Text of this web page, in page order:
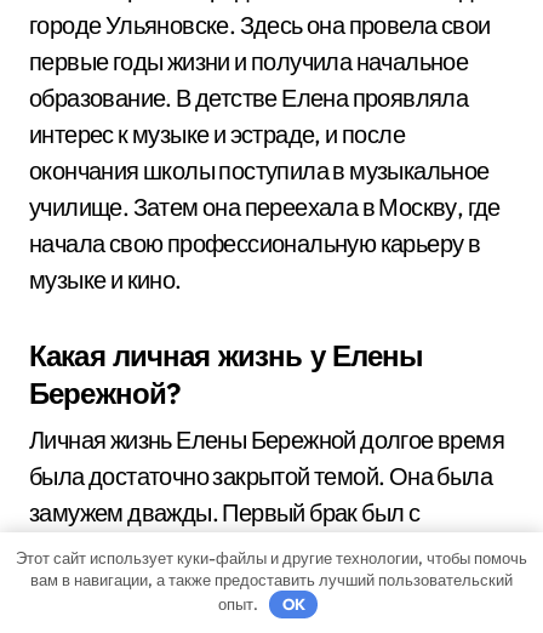
городе Ульяновске. Здесь она провела свои
первые годы жизни и получила начальное
образование. В детстве Елена проявляла
интерес к музыке и эстраде, и после
окончания школы поступила в музыкальное
училище. Затем она переехала в Москву, где
начала свою профессиональную карьеру в
музыке и кино.
Какая личная жизнь у Елены
Бережной?
Личная жизнь Елены Бережной долгое время
была достаточно закрытой темой. Она была
замужем дважды. Первый брак был с
музыкантом Александром Черным, от
которого у нее есть сын, Илья. Вторым мужем
Елены был бизнесмен Дмитрий Орлов, роман
Этот сайт использует куки-файлы и другие технологии, чтобы помочь
вам в навигации, а также предоставить лучший пользовательский
опыт.
OK